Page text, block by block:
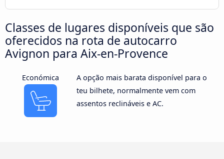
Classes de lugares disponíveis que são
oferecidos na rota de autocarro
Avignon para Aix-en-Provence
Económica
A opção mais barata disponível para o
teu bilhete, normalmente vem com
assentos reclináveis e AC.